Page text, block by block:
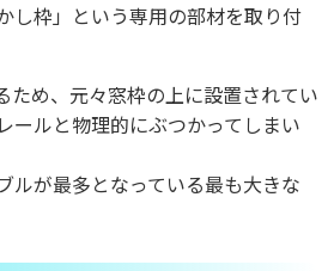
し枠」という専用の部材を取り付
ため、元々窓枠の上に設置されてい
ールと物理的にぶつかってしまい
ルが最多となっている最も大きな